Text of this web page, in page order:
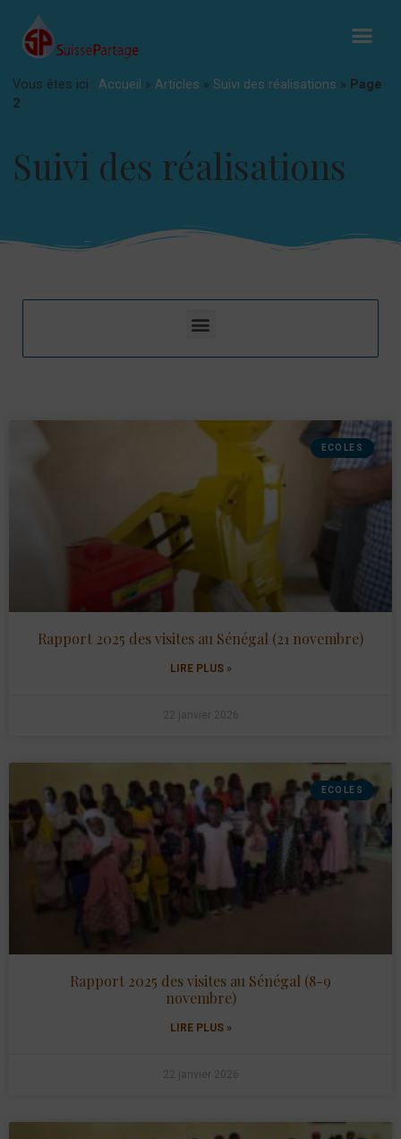
Vous êtes ici : Accueil » Articles » Suivi des réalisations » Page
2
Suivi des réalisations
ECOLES
Rapport 2025 des visites au Sénégal (21 novembre)
LIRE PLUS »
22 janvier 2026
ECOLES
Rapport 2025 des visites au Sénégal (8-9
novembre)
LIRE PLUS »
22 janvier 2026